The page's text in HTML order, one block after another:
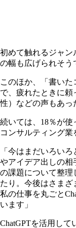
初めて触れるジャン
の幅も広げられそう
このほか、「書い
で、疲れたときに頼
性）などの声もあっ
続いては、18％が
コンサルティング業
「今はまだいろい
やアイデア出しの相
の課題について整理
たり。今後はさまざ
私の仕事を丸ごと
います」
ChatGPTを活用し